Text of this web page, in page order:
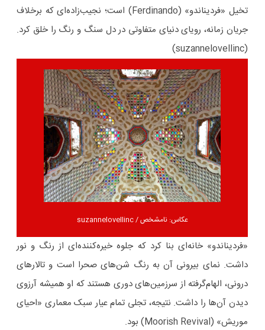
تخیل «فردیناندو» (Ferdinando) است؛ نجیب‌زاده‌ای که برخلاف
جریان زمانه، رویای دنیای متفاوتی در دل سنگ و رنگ را خلق کرد.
(suzannelovellinc)
عکاس: نامشخص / suzannelovellinc
«فردیناندو» خانه‌ای بنا کرد که جلوه‌ خیره‌کننده‌ای از رنگ و نور
داشت. نمای بیرونی آن به رنگ شن‌های صحرا است و تالارهای
درونی‌، الهام‌گرفته از سرزمین‌های دوری هستند که او همیشه آرزوی
دیدن آن‌ها را داشت. نتیجه، تجلی تمام‌ عیار سبک معماری «احیای
موریش» (Moorish Revival) بود.